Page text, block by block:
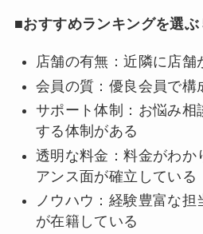
■おすすめランキングを選
店舗の有無：近隣に店舗
会員の質：優良会員で構
サポート体制：お悩み相
する体制がある
透明な料金：料金がわか
アンス面が確立している
ノウハウ：経験豊富な担
が在籍している